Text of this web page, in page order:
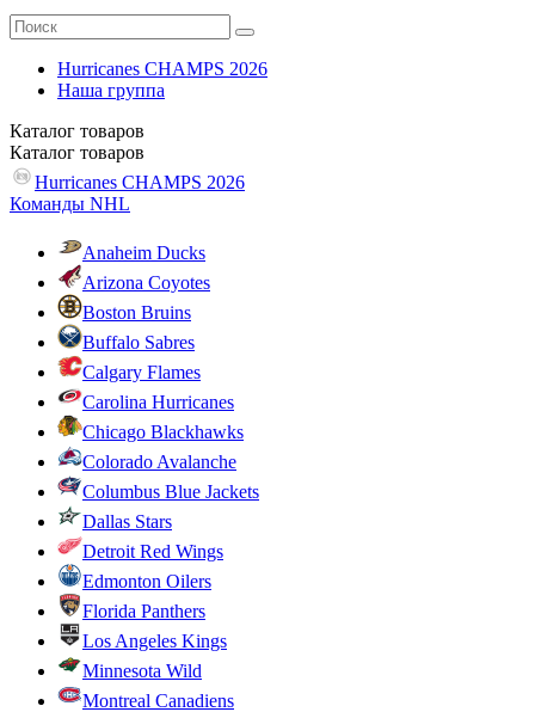
Hurricanes CHAMPS 2026
Наша группа
Каталог товаров
Каталог товаров
Hurricanes CHAMPS 2026
Команды NHL
Anaheim Ducks
Arizona Coyotes
Boston Bruins
Buffalo Sabres
Calgary Flames
Carolina Hurricanes
Chicago Blackhawks
Colorado Avalanche
Columbus Blue Jackets
Dallas Stars
Detroit Red Wings
Edmonton Oilers
Florida Panthers
Los Angeles Kings
Minnesota Wild
Montreal Canadiens